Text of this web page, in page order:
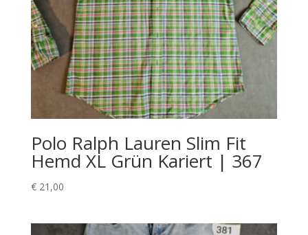
Polo Ralph Lauren Slim Fit
Hemd XL Grün Kariert | 367
€21,00